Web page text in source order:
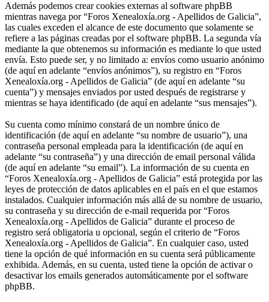
Además podemos crear cookies externas al software phpBB
mientras navega por “Foros Xenealoxía.org - Apellidos de Galicia”,
las cuales exceden el alcance de este documento que solamente se
refiere a las páginas creadas por el software phpBB. La segunda vía
mediante la que obtenemos su información es mediante lo que usted
envía. Esto puede ser, y no limitado a: envíos como usuario anónimo
(de aquí en adelante “envíos anónimos”), su registro en “Foros
Xenealoxía.org - Apellidos de Galicia” (de aquí en adelante “su
cuenta”) y mensajes enviados por usted después de registrarse y
mientras se haya identificado (de aquí en adelante “sus mensajes”).
Su cuenta como mínimo constará de un nombre único de
identificación (de aquí en adelante “su nombre de usuario”), una
contraseña personal empleada para la identificación (de aquí en
adelante “su contraseña”) y una dirección de email personal válida
(de aquí en adelante “su email”). La información de su cuenta en
“Foros Xenealoxía.org - Apellidos de Galicia” está protegida por las
leyes de protección de datos aplicables en el país en el que estamos
instalados. Cualquier información más allá de su nombre de usuario,
su contraseña y su dirección de e-mail requerida por “Foros
Xenealoxía.org - Apellidos de Galicia” durante el proceso de
registro será obligatoria u opcional, según el criterio de “Foros
Xenealoxía.org - Apellidos de Galicia”. En cualquier caso, usted
tiene la opción de qué información en su cuenta será públicamente
exhibida. Además, en su cuenta, usted tiene la opción de activar o
desactivar los emails generados automáticamente por el software
phpBB.